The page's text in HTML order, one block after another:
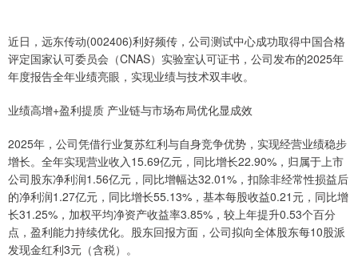
近日，远东传动(002406)利好频传，公司测试中心成功取得中国合格
评定国家认可委员会（CNAS）实验室认可证书，公司发布的2025年
年度报告全年业绩亮眼，实现业绩与技术双丰收。
业绩高增+盈利提质 产业链与市场布局优化显成效
2025年，公司凭借行业复苏红利与自身竞争优势，实现经营业绩稳步
增长。全年实现营业收入15.69亿元，同比增长22.90%，归属于上市
公司股东净利润1.56亿元，同比增幅达32.01%，扣除非经常性损益后
的净利润1.27亿元，同比增长55.13%，基本每股收益0.21元，同比增
长31.25%，加权平均净资产收益率3.85%，较上年提升0.53个百分
点，盈利能力持续优化。股东回报方面，公司拟向全体股东每10股派
发现金红利3元（含税）。